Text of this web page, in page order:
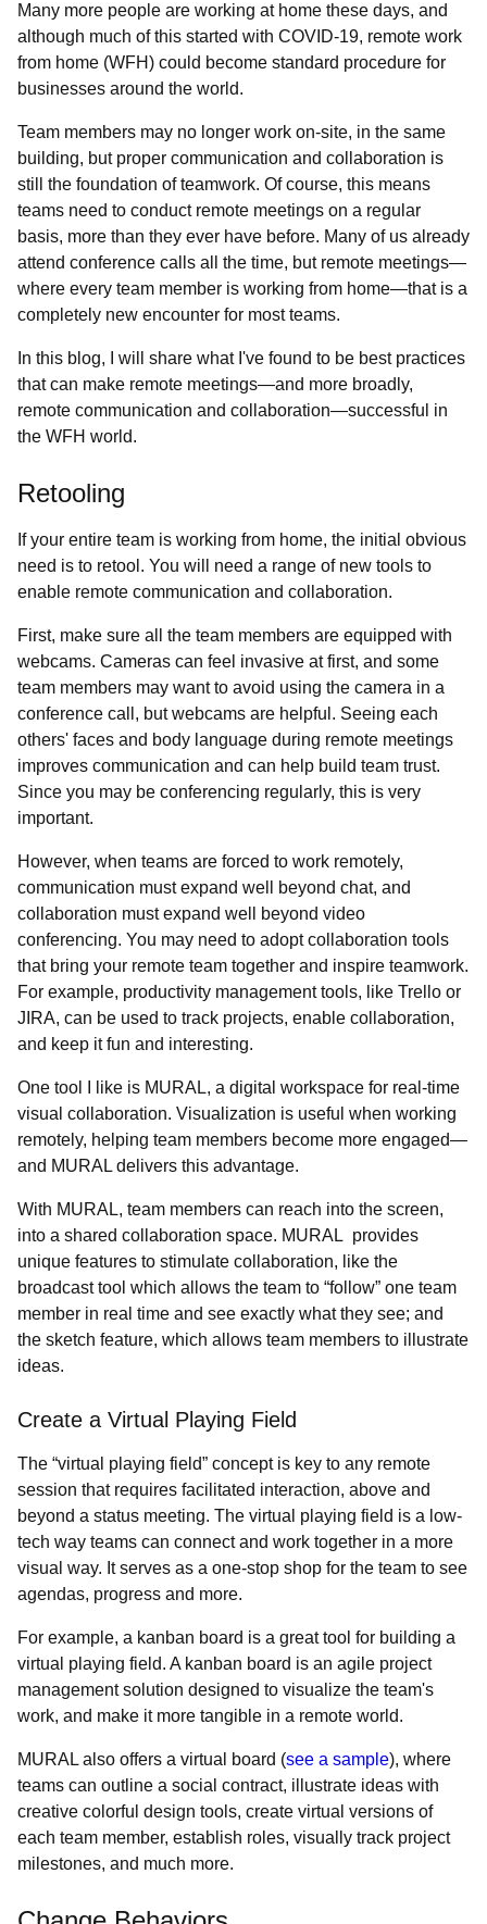
Many more people are working at home these days, and
although much of this started with COVID-19, remote work
from home (WFH) could become standard procedure for
businesses around the world.
Team members may no longer work on-site, in the same
building, but proper communication and collaboration is
still the foundation of teamwork. Of course, this means
teams need to conduct remote meetings on a regular
basis, more than they ever have before. Many of us already
attend conference calls all the time, but remote meetings—
where every team member is working from home—that is a
completely new encounter for most teams.
In this blog, I will share what I've found to be best practices
that can make remote meetings—and more broadly,
remote communication and collaboration—successful in
the WFH world.
Retooling
If your entire team is working from home, the initial obvious
need is to retool. You will need a range of new tools to
enable remote communication and collaboration.
First, make sure all the team members are equipped with
webcams. Cameras can feel invasive at first, and some
team members may want to avoid using the camera in a
conference call, but webcams are helpful. Seeing each
others' faces and body language during remote meetings
improves communication and can help build team trust.
Since you may be conferencing regularly, this is very
important.
However, when teams are forced to work remotely,
communication must expand well beyond chat, and
collaboration must expand well beyond video
conferencing. You may need to adopt collaboration tools
that bring your remote team together and inspire teamwork.
For example, productivity management tools, like Trello or
JIRA, can be used to track projects, enable collaboration,
and keep it fun and interesting.
One tool I like is MURAL, a digital workspace for real-time
visual collaboration. Visualization is useful when working
remotely, helping team members become more engaged—
and MURAL delivers this advantage.
With MURAL, team members can reach into the screen,
into a shared collaboration space. MURAL provides
unique features to stimulate collaboration, like the
broadcast tool which allows the team to “follow” one team
member in real time and see exactly what they see; and
the sketch feature, which allows team members to illustrate
ideas.
Create a Virtual Playing Field
The “virtual playing field” concept is key to any remote
session that requires facilitated interaction, above and
beyond a status meeting. The virtual playing field is a low-
tech way teams can connect and work together in a more
visual way. It serves as a one-stop shop for the team to see
agendas, progress and more.
For example, a kanban board is a great tool for building a
virtual playing field. A kanban board is an agile project
management solution designed to visualize the team's
work, and make it more tangible in a remote world.
MURAL also offers a virtual board (see a sample), where
teams can outline a social contract, illustrate ideas with
creative colorful design tools, create virtual versions of
each team member, establish roles, visually track project
milestones, and much more.